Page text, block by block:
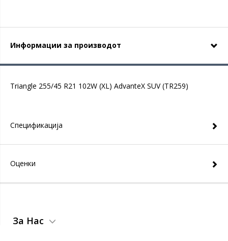
Информации за производот
Triangle 255/45 R21 102W (XL) AdvanteX SUV (TR259)
Спецификација
Оценки
За Нас